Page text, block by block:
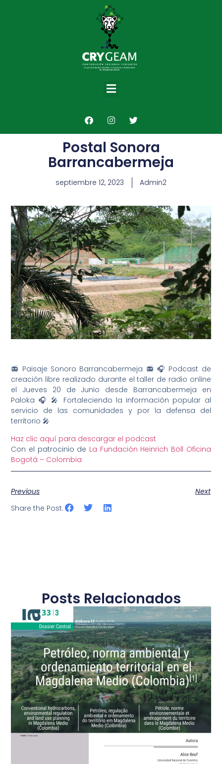
Postal Sonora
Barrancabermeja
septiembre 12, 2023 Admin2
📻 Paisaje Sonoro Barrancabermeja 📻 🎧 Podcast de
creación libre realizado durante el taller de radio online
el Jueves 20 de Junio desde Barrancabermeja en
Paloka 🎧 🎤 Fortaleciendo la información popular al
servicio de las comunidades y por la defensa del
territorio 🎤
Haz clic aquí para descargar el podcast
Con el patrocinio de La Fundación Heinrich Böll Oficina
Bogotá – Colombia
Previous
Next
Share the Post:
Posts Relacionados